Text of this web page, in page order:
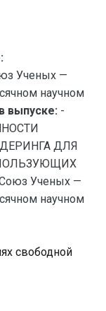
Ученых —
научном
выпуске: -
ДЛЯ
Ученых —
научном
свободной